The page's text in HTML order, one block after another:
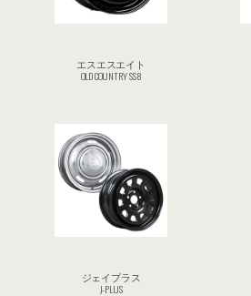
エスエスエイト
OLD COUNTRY SS8
ジェイプラス
J-PLUS